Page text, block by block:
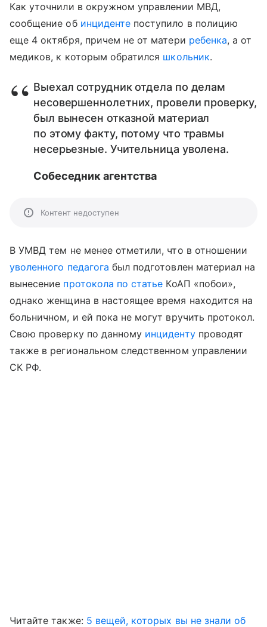
Как уточнили в окружном управлении МВД,
сообщение об инциденте поступило в полицию
еще 4 октября, причем не от матери ребенка, а от
медиков, к которым обратился школьник.
Выехал сотрудник отдела по делам
несовершеннолетних, провели проверку,
был вынесен отказной материал
по этому факту, потому что травмы
несерьезные. Учительница уволена.
Собеседник агентства
Контент недоступен
В УМВД тем не менее отметили, что в отношении
уволенного педагога был подготовлен материал на
вынесение протокола по статье КоАП «побои»,
однако женщина в настоящее время находится на
больничном, и ей пока не могут вручить протокол.
Свою проверку по данному инцидентупроводят
также в региональном следственном управлении
СК РФ.
Читайте также: 5 вещей, которых вы не знали об